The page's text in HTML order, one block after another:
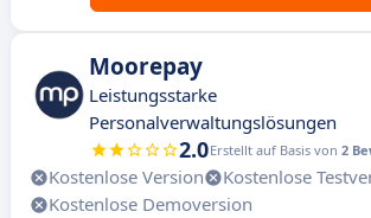
Moorepay
Leistungsstarke
Personalverwaltungslösungen
2.0Erstellt auf Basis von 2
Kostenlose Version
Kostenlose
Kostenlose Demoversion